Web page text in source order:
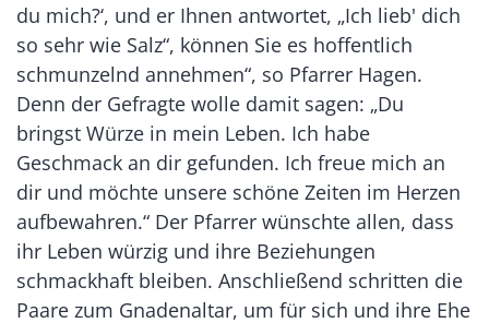
du mich?‘, und er Ihnen antwortet, „Ich lieb' dich
so sehr wie Salz“, können Sie es hoffentlich
schmunzelnd annehmen“, so Pfarrer Hagen.
Denn der Gefragte wolle damit sagen: „Du
bringst Würze in mein Leben. Ich habe
Geschmack an dir gefunden. Ich freue mich an
dir und möchte unsere schöne Zeiten im Herzen
aufbewahren.“ Der Pfarrer wünschte allen, dass
ihr Leben würzig und ihre Beziehungen
schmackhaft bleiben. Anschließend schritten die
Paare zum Gnadenaltar, um für sich und ihre Ehe